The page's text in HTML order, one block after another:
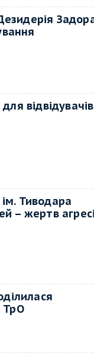
відвідувачів
Тиводара
– жертв
ТрО